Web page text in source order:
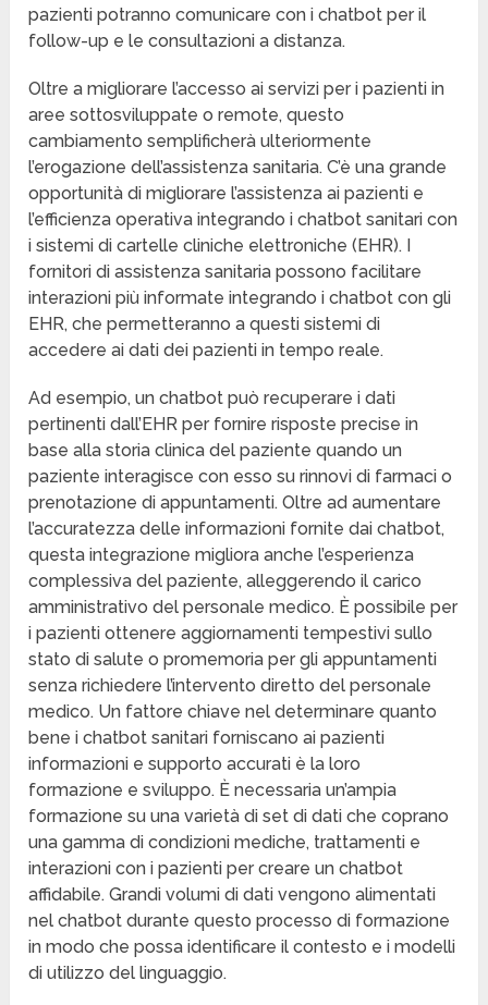
pazienti potranno comunicare con i chatbot per il
follow-up e le consultazioni a distanza.
Oltre a migliorare l’accesso ai servizi per i pazienti in
aree sottosviluppate o remote, questo
cambiamento semplificherà ulteriormente
l’erogazione dell’assistenza sanitaria. C’è una grande
opportunità di migliorare l’assistenza ai pazienti e
l’efficienza operativa integrando i chatbot sanitari con
i sistemi di cartelle cliniche elettroniche (EHR). I
fornitori di assistenza sanitaria possono facilitare
interazioni più informate integrando i chatbot con gli
EHR, che permetteranno a questi sistemi di
accedere ai dati dei pazienti in tempo reale.
Ad esempio, un chatbot può recuperare i dati
pertinenti dall’EHR per fornire risposte precise in
base alla storia clinica del paziente quando un
paziente interagisce con esso su rinnovi di farmaci o
prenotazione di appuntamenti. Oltre ad aumentare
l’accuratezza delle informazioni fornite dai chatbot,
questa integrazione migliora anche l’esperienza
complessiva del paziente, alleggerendo il carico
amministrativo del personale medico. È possibile per
i pazienti ottenere aggiornamenti tempestivi sullo
stato di salute o promemoria per gli appuntamenti
senza richiedere l’intervento diretto del personale
medico. Un fattore chiave nel determinare quanto
bene i chatbot sanitari forniscano ai pazienti
informazioni e supporto accurati è la loro
formazione e sviluppo. È necessaria un’ampia
formazione su una varietà di set di dati che coprano
una gamma di condizioni mediche, trattamenti e
interazioni con i pazienti per creare un chatbot
affidabile. Grandi volumi di dati vengono alimentati
nel chatbot durante questo processo di formazione
in modo che possa identificare il contesto e i modelli
di utilizzo del linguaggio.